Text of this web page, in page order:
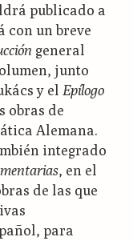
publicado a
con un breve
general
junto
y el Epílogo
obras de
Alemana.
integrado
, en el
de las que
para